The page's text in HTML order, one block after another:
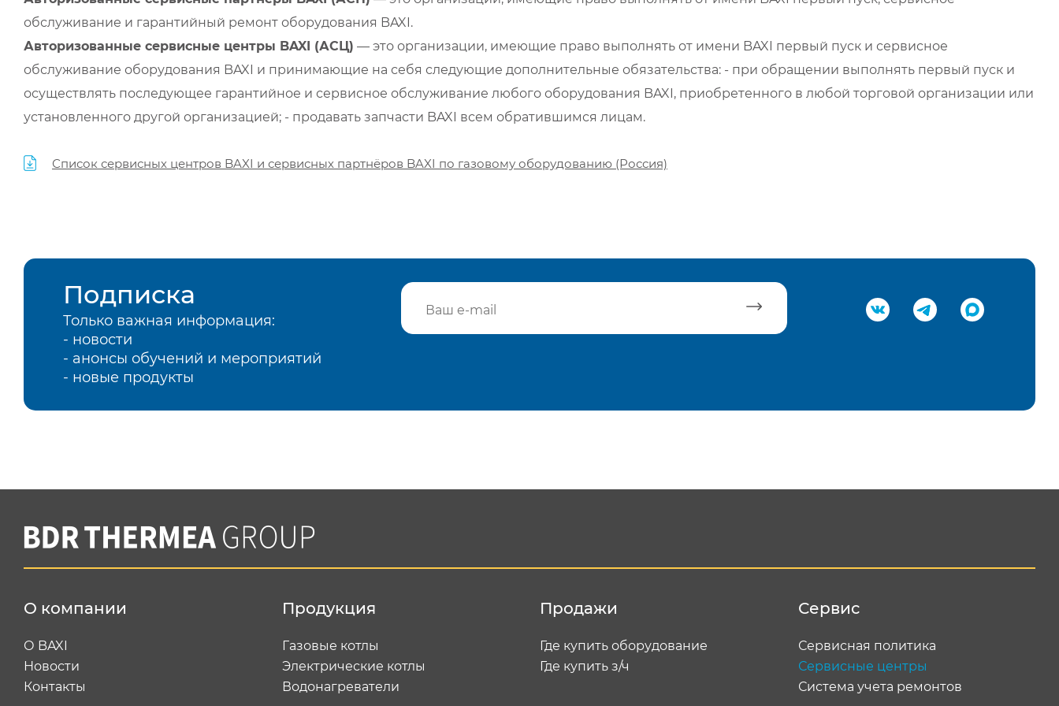
обслуживание и гарантийный ремонт оборудования BAXI.
Авторизованные сервисные центры BAXI (АСЦ) — это организации, имеющие право выполнять от имени BAXI первый пуск и сервисное
обслуживание оборудования BAXI и принимающие на себя следующие дополнительные обязательства: - при обращении выполнять первый пуск и
осуществлять последующее гарантийное и сервисное обслуживание любого оборудования BAXI, приобретенного в любой торговой организации или
установленного другой организацией; - продавать запчасти BAXI всем обратившимся лицам.
Список сервисных центров BAXI и сервисных партнёров BAXI по газовому оборудованию (Россия)
Подписка
Только важная информация:
- новости
- анонсы обучений и мероприятий
- новые продукты
О компании
О BAXI
Новости
Контакты
Продукция
Газовые котлы
Электрические котлы
Водонагреватели
Продажи
Где купить оборудование
Где купить з/ч
Сервис
Сервисная политика
Сервисные центры
Система учета ремонтов